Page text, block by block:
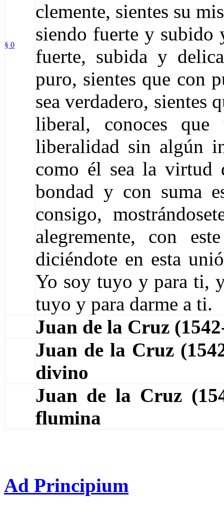
§ 0
clemente, sientes su
siendo fuerte y subido
fuerte, subida y
puro, sientes que con
sea verdadero, sientes
liberal, conoces
liberalidad sin algún
como él sea la virtud
bondad y con suma
consigo,
alegremente, con
diciéndote en esta
Yo soy tuyo y para ti,
tuyo y para darme a ti.
Juan de la Cruz
Juan de la Cruz
divino
Juan de la Cruz
flumina
Ad Principium